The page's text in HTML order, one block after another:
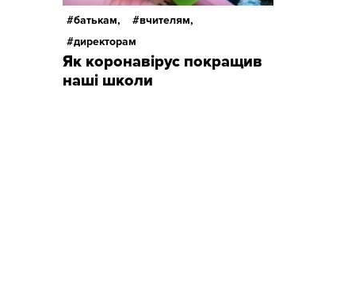
батькам,
вчителям,
директорам
Як коронавірус покращив
наші школи